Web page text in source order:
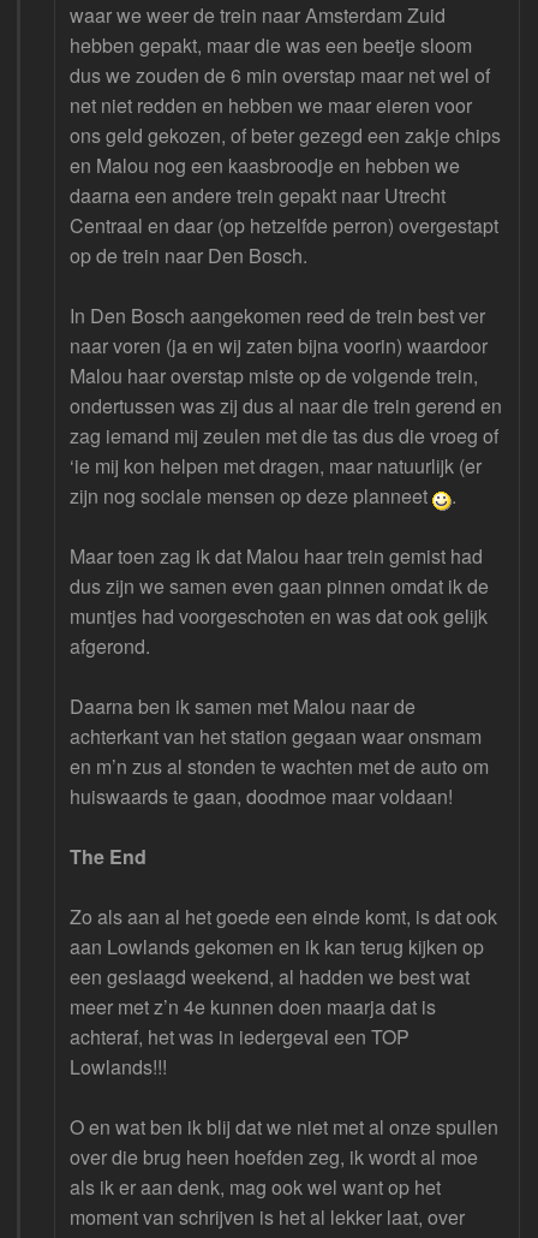
waar we weer de trein naar Amsterdam Zuid
hebben gepakt, maar die was een beetje sloom
dus we zouden de 6 min overstap maar net wel of
net niet redden en hebben we maar eieren voor
ons geld gekozen, of beter gezegd een zakje chips
en Malou nog een kaasbroodje en hebben we
daarna een andere trein gepakt naar Utrecht
Centraal en daar (op hetzelfde perron) overgestapt
op de trein naar Den Bosch.
In Den Bosch aangekomen reed de trein best ver
naar voren (ja en wij zaten bijna voorin) waardoor
Malou haar overstap miste op de volgende trein,
ondertussen was zij dus al naar die trein gerend en
zag iemand mij zeulen met die tas dus die vroeg of
‘ie mij kon helpen met dragen, maar natuurlijk (er
zijn nog sociale mensen op deze planneet
.
Maar toen zag ik dat Malou haar trein gemist had
dus zijn we samen even gaan pinnen omdat ik de
muntjes had voorgeschoten en was dat ook gelijk
afgerond.
Daarna ben ik samen met Malou naar de
achterkant van het station gegaan waar onsmam
en m’n zus al stonden te wachten met de auto om
huiswaards te gaan, doodmoe maar voldaan!
The End
Zo als aan al het goede een einde komt, is dat ook
aan Lowlands gekomen en ik kan terug kijken op
een geslaagd weekend, al hadden we best wat
meer met z’n 4e kunnen doen maarja dat is
achteraf, het was in iedergeval een TOP
Lowlands!!!
O en wat ben ik blij dat we niet met al onze spullen
over die brug heen hoefden zeg, ik wordt al moe
als ik er aan denk, mag ook wel want op het
moment van schrijven is het al lekker laat, over